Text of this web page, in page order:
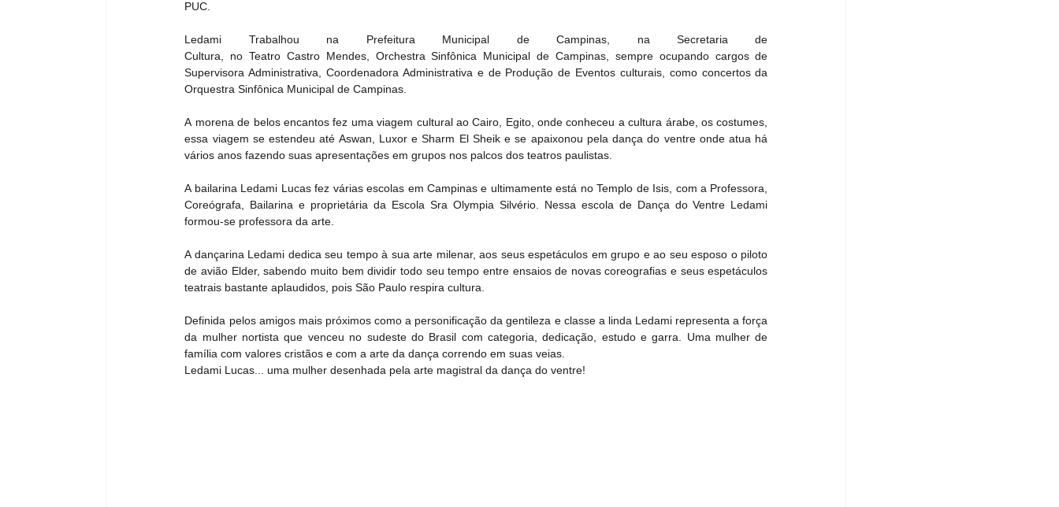
PUC.
Ledami Trabalhou na Prefeitura Municipal de Campinas, na Secretaria de
Cultura, no Teatro Castro Mendes, Orchestra Sinfônica Municipal de Campinas, sempre ocupando cargos de
Supervisora Administrativa, Coordenadora Administrativa e de Produção de Eventos culturais, como concertos da
Orquestra Sinfônica Municipal de Campinas.
A morena de belos encantos fez uma viagem cultural ao Cairo, Egito, onde conheceu a cultura árabe, os costumes,
essa viagem se estendeu até Aswan, Luxor e Sharm El Sheik e se apaixonou pela dança do ventre onde atua há
vários anos fazendo suas apresentações em grupos nos palcos dos teatros paulistas.
A bailarina Ledami Lucas fez várias escolas em Campinas e ultimamente está no Templo de Isis, com a Professora,
Coreógrafa, Bailarina e proprietária da Escola Sra Olympia Silvério. Nessa escola de Dança do Ventre Ledami
formou-se professora da arte.
A dançarina Ledami dedica seu tempo à sua arte milenar, aos seus espetáculos em grupo e ao seu esposo o piloto
de avião Elder, sabendo muito bem dividir todo seu tempo entre ensaios de novas coreografias e seus espetáculos
teatrais bastante aplaudidos, pois São Paulo respira cultura.
Definida pelos amigos mais próximos como a personificação da gentileza e classe a linda Ledami representa a força
da mulher nortista que venceu no sudeste do Brasil com categoria, dedicação, estudo e garra. Uma mulher de
família com valores cristãos e com a arte da dança correndo em suas veias.
Ledami Lucas... uma mulher desenhada pela arte magistral da dança do ventre!